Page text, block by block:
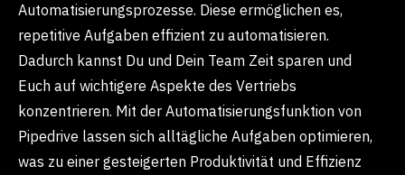
Automatisierungsprozesse. Diese ermöglichen es,
repetitive Aufgaben effizient zu automatisieren.
Dadurch kannst Du und Dein Team Zeit sparen und
Euch auf wichtigere Aspekte des Vertriebs
konzentrieren. Mit der Automatisierungsfunktion von
Pipedrive lassen sich alltägliche Aufgaben optimieren,
was zu einer gesteigerten Produktivität und Effizienz